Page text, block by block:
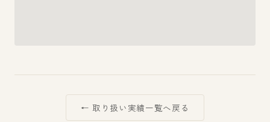
← 取り扱い実績一覧へ戻る